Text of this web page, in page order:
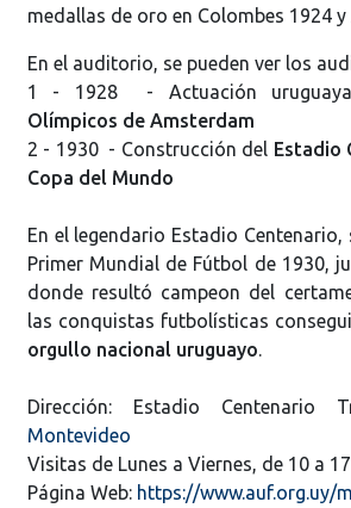
medallas de oro en Colombes 1924
En el auditorio, se pueden ver los
1 - 1928 - Actuación
Olímpicos de Amsterdam
2 - 1930 - Construcción del Estadio
Copa del Mundo
En el legendario Estadio
Primer Mundial de Fútbol de 1930,
donde resultó campeon del
las conquistas futbolísticas
orgullo nacional uruguayo.
Dirección: Estadio Centenario
Montevideo
Visitas de Lunes a Viernes, de 10 a
Página Web: https://www.auf.org.uy/